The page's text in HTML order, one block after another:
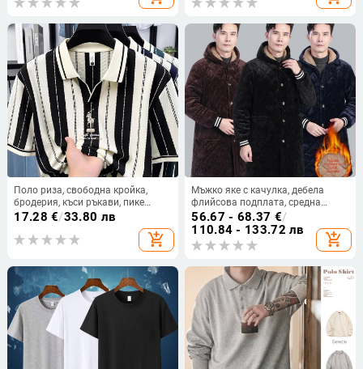
Поло риза, свободна кройка,
бродерия, къси ръкави, пике
памук
17.28 €/33.80 лв
add_shopping_cart
Мъжко яке с качулка, дебела
флийсова подплата, средна
дължина, патч джобове с
триизмерен дизайн, едноредово
закопчаване (качулка; дебела
подплата от флийс; средна
едноредово закопчаване)
56.67 - 68.37 €/
110.84 - 133.72 лв
add_shopping_cart